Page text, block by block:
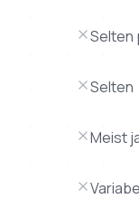
Selten
Selten
Meist